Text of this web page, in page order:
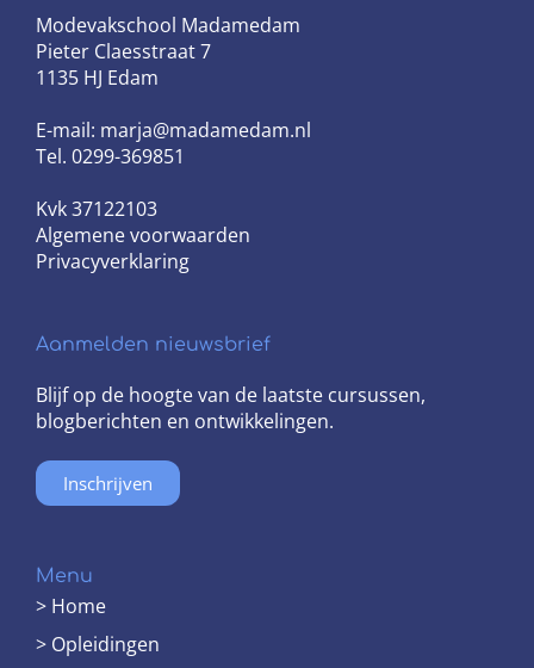
Modevakschool Madamedam
Pieter Claesstraat 7
1135 HJ Edam
E-mail: marja@madamedam.nl
Tel. 0299-369851
Kvk 37122103
Algemene voorwaarden
Privacyverklaring
Aanmelden nieuwsbrief
Blijf op de hoogte van de laatste cursussen,
blogberichten en ontwikkelingen.
Inschrijven
Menu
> Home
> Opleidingen